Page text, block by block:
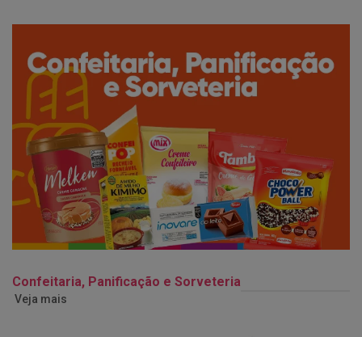
Confeitaria, Panificação e Sorveteria
Veja mais